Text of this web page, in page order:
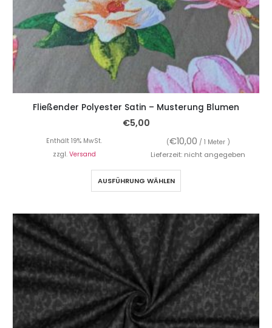
Fließender Polyester Satin – Musterung Blumen
€5,00
Enthält 19% MwSt. (€10,00 / 1 Meter )
zzgl. Versand Lieferzeit: nicht angegeben
AUSFÜHRUNG WÄHLEN